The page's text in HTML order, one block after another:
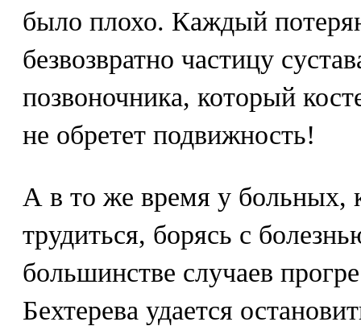
было плохо. Каждый
безвозвратно частицу
позвоночника, который
не обретет подвижность!
А в то же время у больных,
трудиться, борясь с
большинстве случаев
Бехтерева удается